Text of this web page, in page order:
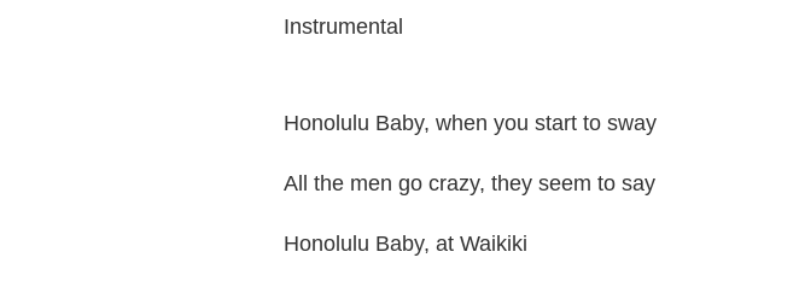
Instrumental
Honolulu Baby, when you start to sway
All the men go crazy, they seem to say
Honolulu Baby, at Waikiki